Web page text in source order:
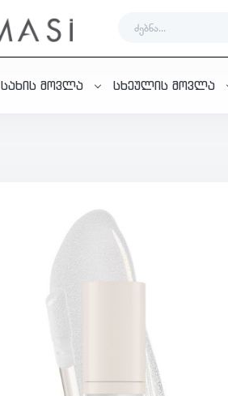
სახის მოვლა სხეულის მოვლა